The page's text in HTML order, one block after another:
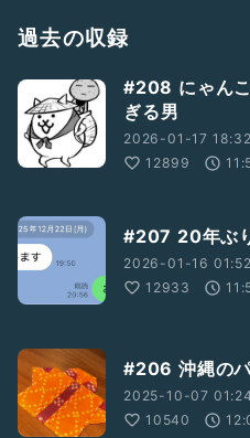
過去の収録
#208 にゃん
ぎる男
2026-01-17
12899
#207 20年ぶ
2026-01-16
12933
#206 沖縄の
2025-10-07
10540